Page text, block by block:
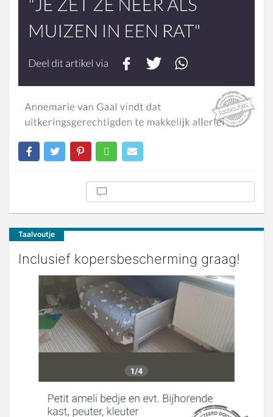
Taalvoutje
Inclusief kopersbescherming graag!